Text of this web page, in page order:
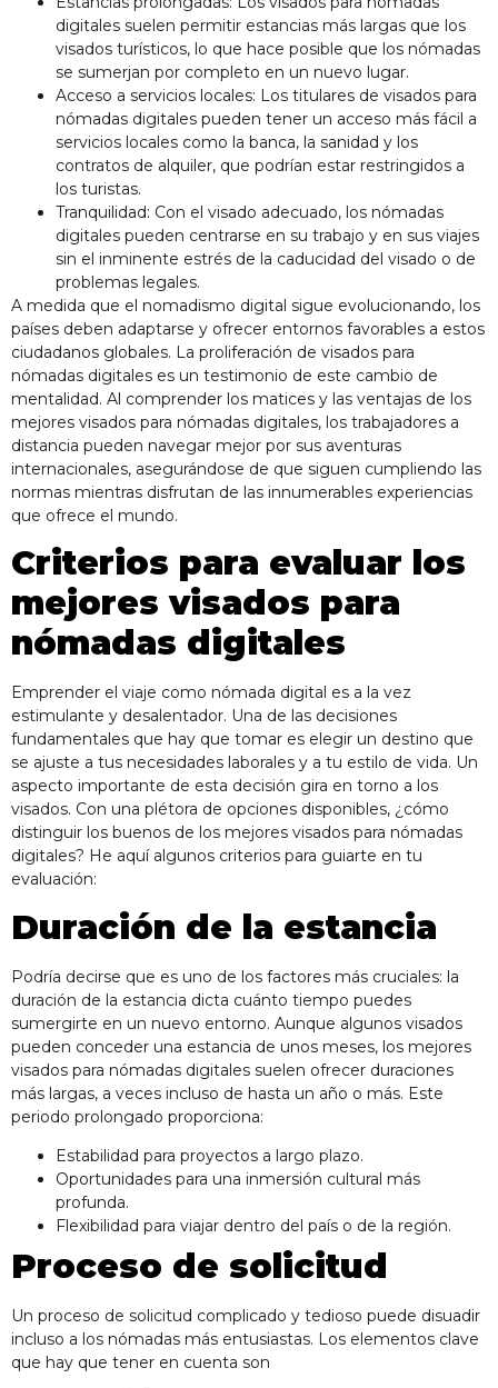
digitales suelen permitir estancias más largas que los
visados turísticos, lo que hace posible que los nómadas
se sumerjan por completo en un nuevo lugar.
Acceso a servicios locales: Los titulares de visados para
nómadas digitales pueden tener un acceso más fácil a
servicios locales como la banca, la sanidad y los
contratos de alquiler, que podrían estar restringidos a
los turistas.
Tranquilidad: Con el visado adecuado, los nómadas
digitales pueden centrarse en su trabajo y en sus viajes
sin el inminente estrés de la caducidad del visado o de
problemas legales.
A medida que el nomadismo digital sigue evolucionando, los
países deben adaptarse y ofrecer entornos favorables a estos
ciudadanos globales. La proliferación de visados para
nómadas digitales es un testimonio de este cambio de
mentalidad. Al comprender los matices y las ventajas de los
mejores visados para nómadas digitales, los trabajadores a
distancia pueden navegar mejor por sus aventuras
internacionales, asegurándose de que siguen cumpliendo las
normas mientras disfrutan de las innumerables experiencias
que ofrece el mundo.
Criterios para evaluar los
mejores visados para
nómadas digitales
Emprender el viaje como nómada digital es a la vez
estimulante y desalentador. Una de las decisiones
fundamentales que hay que tomar es elegir un destino que
se ajuste a tus necesidades laborales y a tu estilo de vida. Un
aspecto importante de esta decisión gira en torno a los
visados. Con una plétora de opciones disponibles, ¿cómo
distinguir los buenos de los mejores visados para nómadas
digitales? He aquí algunos criterios para guiarte en tu
evaluación:
Duración de la estancia
Podría decirse que es uno de los factores más cruciales: la
duración de la estancia dicta cuánto tiempo puedes
sumergirte en un nuevo entorno. Aunque algunos visados
pueden conceder una estancia de unos meses, los mejores
visados para nómadas digitales suelen ofrecer duraciones
más largas, a veces incluso de hasta un año o más. Este
periodo prolongado proporciona:
Estabilidad para proyectos a largo plazo.
Oportunidades para una inmersión cultural más
profunda.
Flexibilidad para viajar dentro del país o de la región.
Proceso de solicitud
Un proceso de solicitud complicado y tedioso puede disuadir
incluso a los nómadas más entusiastas. Los elementos clave
que hay que tener en cuenta son